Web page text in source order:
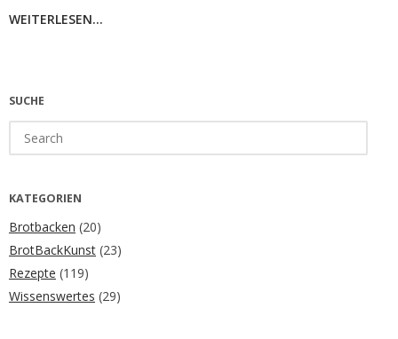
WEITERLESEN...
SUCHE
for:
KATEGORIEN
Brotbacken (20)
BrotBackKunst (23)
Rezepte (119)
Wissenswertes (29)